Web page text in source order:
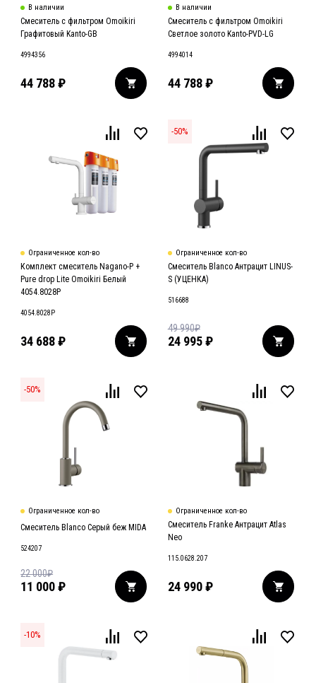
В наличии
Смеситель с фильтром Omoikiri
Графитовый Kanto-GB
4994356
44 788₽
В наличии
Смеситель с фильтром Omoikiri
Светлое золото Kanto-PVD-LG
4994014
44 788 ₽
Ограниченное кол-во
Комплект смеситель Nagano-P +
Pure drop Lite Omoikiri Белый
4054.8028P
4054.8028P
34 688₽
-50%
Ограниченное кол-во
Смеситель Blanco Антрацит LINUS-
S (УЦЕНКА)
516688
24 995 ₽
49 990₽
-50%
Ограниченное кол-во
Смеситель Blanco Серый беж MIDA
524207
11 000₽
22 000₽
Ограниченное кол-во
Смеситель Franke Антрацит Atlas
Neo
115.0628.207
24 990 ₽
-10%